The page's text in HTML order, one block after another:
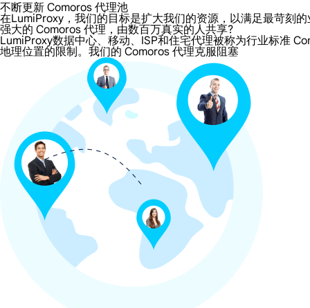
不断更新 Comoros 代理池
在LumiProxy，我们的目标是扩大我们的资源，以满足最苛刻
强大的 Comoros 代理，由数百万真实的人共享?
LumiProxy数据中心、移动、ISP和住宅代理被称为行业标准
地理位置的限制。我们的 Comoros 代理克服阻塞